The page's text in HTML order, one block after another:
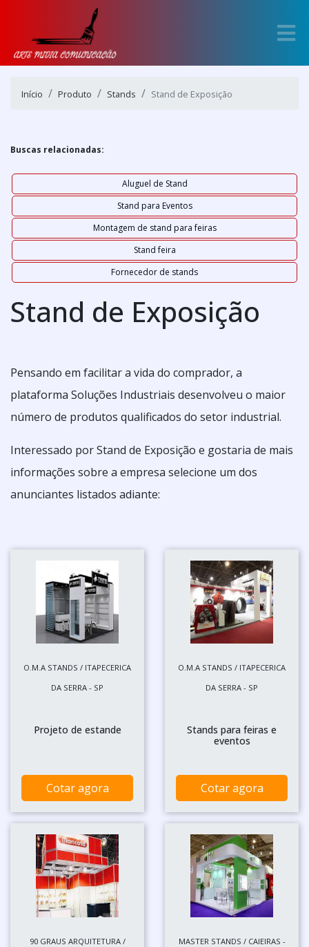
Início Produto Stands Stand de Exposição
Buscas relacionadas:
Aluguel de Stand
Stand para Eventos
Montagem de stand para feiras
Stand feira
Fornecedor de stands
Stand de Exposição
Pensando em facilitar a vida do comprador, a
plataforma Soluções Industriais desenvolveu o maior
número de produtos qualificados do setor industrial.
Interessado por Stand de Exposição e gostaria de mais
informações sobre a empresa selecione um dos
anunciantes listados adiante:
O.M.A STANDS / ITAPECERICA
DA SERRA - SP
Projeto de estande
Cotar agora
O.M.A STANDS / ITAPECERICA
DA SERRA - SP
Stands para feiras e
eventos
Cotar agora
90 GRAUS ARQUITETURA /
MASTER STANDS / CAIEIRAS -